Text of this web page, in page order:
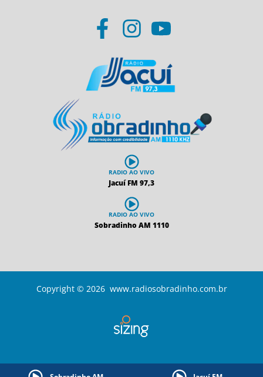
RADIO AO VIVO
Jacuí FM 97,3
RADIO AO VIVO
Sobradinho AM 1110
Copyright © 2026 www.radiosobradinho.com.br